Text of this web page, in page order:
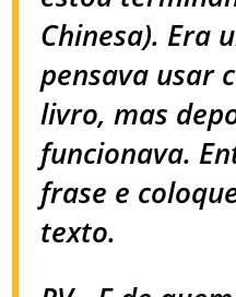
Chinesa). Era
pensava usar
livro, mas
funcionava.
frase e
texto.